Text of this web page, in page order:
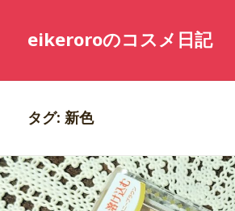
eikeroroのコスメ日記
タグ: 新色